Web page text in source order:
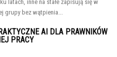
latach, inne na stałe zapisują się w
grupy bez wątpienia...
AI DLA PRAWNIKÓW
PRACY